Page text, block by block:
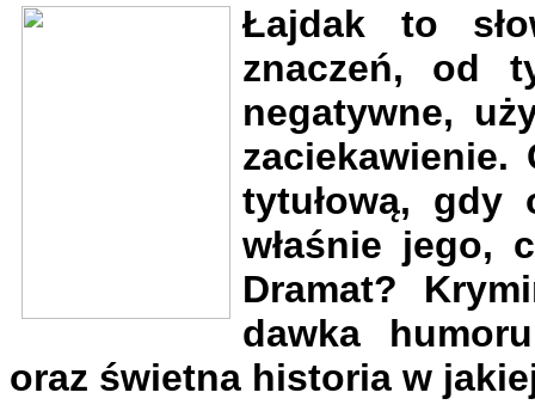
Łajdak to
znaczeń, od
negatywne,
tytułową, gdy
właśnie jego,
Dramat?
dawka
oraz świetna historia w